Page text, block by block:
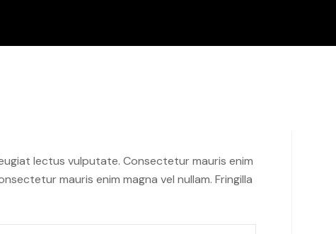
lectus vulputate. Consectetur mauris enim
mauris enim magna vel nullam. Fringilla